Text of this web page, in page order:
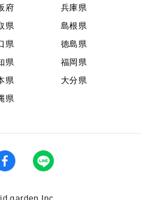
府
兵庫県
県
島根県
県
徳島県
県
福岡県
県
大分県
県